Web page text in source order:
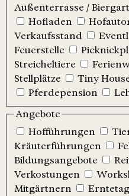
Außenterrasse /
Hofladen
Verkaufsstand
Feuerstelle
Streicheltiere
Stellplätze
Tiny
Pferdepension
Angebote
Hofführungen
Kräuterführungen
Bildungsangebote
Verkostungen
Mitgärtnern